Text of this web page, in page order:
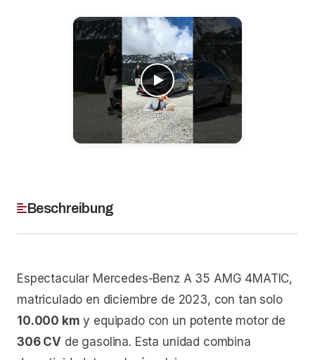
Beschreibung
Espectacular Mercedes-Benz A 35 AMG 4MATIC,
matriculado en diciembre de 2023, con tan solo
10.000 km y equipado con un potente motor de
306 CV de gasolina. Esta unidad combina